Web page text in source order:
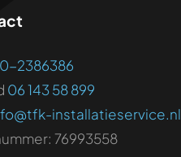
2386386
06 143 58 899
installatieservice.nl
76993558